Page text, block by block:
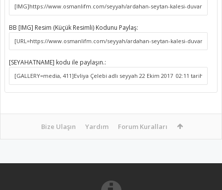
BB [IMG] Resim (Küçük Resimli) Kodunu Paylaş:
[SEYAHATNAME] kodu ile paylaşın.:
Bize Ulaşın Yardım Forum Kuralları